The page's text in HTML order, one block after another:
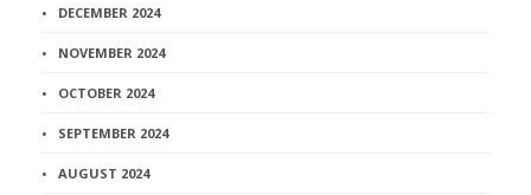
DECEMBER 2024
NOVEMBER 2024
OCTOBER 2024
SEPTEMBER 2024
AUGUST 2024